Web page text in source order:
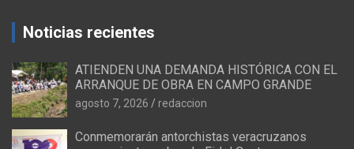
Noticias recientes
ATIENDEN UNA DEMANDA HISTÓRICA CON EL
ARRANQUE DE OBRA EN CAMPO GRANDE
agosto 7, 2026 redaccion
Conmemorarán antorchistas veracruzanos